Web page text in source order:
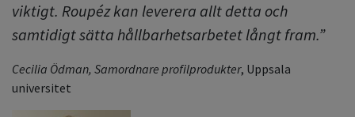
viktigt. Roupéz kan leverera allt detta och
samtidigt sätta hållbarhetsarbetet långt fram.”
Cecilia Ödman, Samordnare profilprodukter, Uppsala
universitet